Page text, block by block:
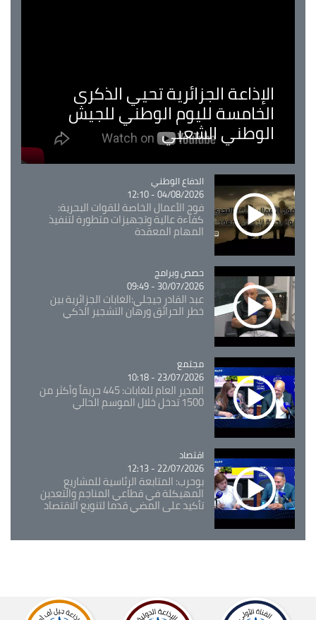
الإذاعة الجزائرية تحيي الذكرى
الخامسة لليوم الوطني للجيش
الوطني الشعبي
Catégorie
الدفاع الوطني
04/08/2026 - 12:10
فوج الأعمال الخاصة للقوات البحرية:
كفاءة عالية وتجهيزات متطورة لتنفيذ
المهام المعقدة
Catégorie
حصص وبرامج
30/07/2026 - 09:49
عبد القادر جيجلي:الغابات الجزائرية بين
خطر الحرائق ورهان التشجير الذكي
Catégorie
مجتمع
23/07/2026 - 10:18
المدير العام للغابات: 445 حريقاً وأكثر من
1500 تدخل خلال الموسم الحالي
Catégorie
اقتصاد
22/07/2026 - 12:13
بوحرب: المتابعة الرئاسية للمشاريع
المهيكلة في قطاعي المناجم والتعدين
تأكيد على المضي قدما لتنويع الاقتصاد